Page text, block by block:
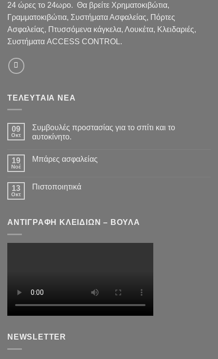
24 ώρες το 24ωρο. Θα βρείτε Χρηματοκιβώτια,
Γραμματοκιβώτια, Συστήματα Ασφαλείας, Πόρτες
Ασφαλείας, Πτυσσόμενα κάγκελα, Λουκέτα, Κλειδαριές,
Συστήματα ACCESS CONTROL.
ΤΕΛΕΥΤΑΙΑ ΝΕΑ
09
Οκτ
Συμβουλές προστασίας για το σπίτι και το
αυτοκίνητο.
19
Νοέ
Μπάρες ασφαλείας
13
Οκτ
Πιστοποιητικά
ΑΝΤΙΓΡΑΦΗ ΚΛΕΙΔΙΩΝ – ΒΟΥΛΑ
NEWSLETTER